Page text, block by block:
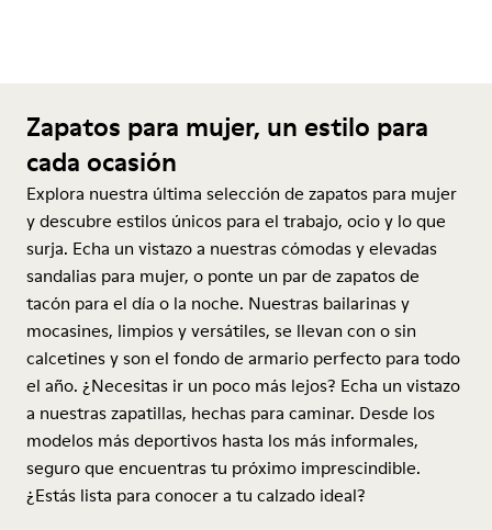
Zapatos para mujer, un estilo para
cada ocasión
Explora nuestra última selección de zapatos para mujer
y descubre estilos únicos para el trabajo, ocio y lo que
surja. Echa un vistazo a nuestras cómodas y elevadas
sandalias para mujer, o ponte un par de zapatos de
tacón para el día o la noche. Nuestras bailarinas y
mocasines, limpios y versátiles, se llevan con o sin
calcetines y son el fondo de armario perfecto para todo
el año. ¿Necesitas ir un poco más lejos? Echa un vistazo
a nuestras zapatillas, hechas para caminar. Desde los
modelos más deportivos hasta los más informales,
seguro que encuentras tu próximo imprescindible.
¿Estás lista para conocer a tu calzado ideal?